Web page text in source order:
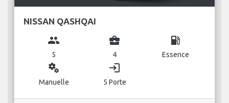
NISSAN QASHQAI
group
5
business_center
4
local_gas_station
Essence
miscellaneous_services
Manuelle
login
5 Porte